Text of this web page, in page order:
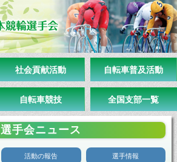
社会貢献活動 自転車普及活動
自転車競技 全国支部一覧
選手会ニュース
活動の報告 選手情報